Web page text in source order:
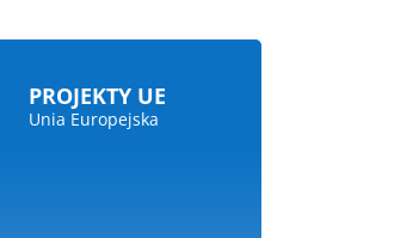
PROJEKTY UE
Unia Europejska